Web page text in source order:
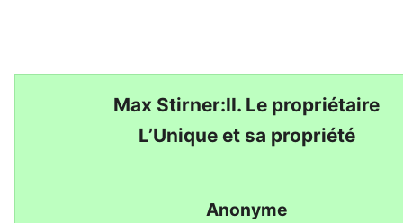
Max Stirner:II. Le propriétaire
L’Unique et sa propriété
Anonyme